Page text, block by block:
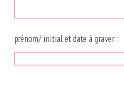
prénom/ initial et date à graver :